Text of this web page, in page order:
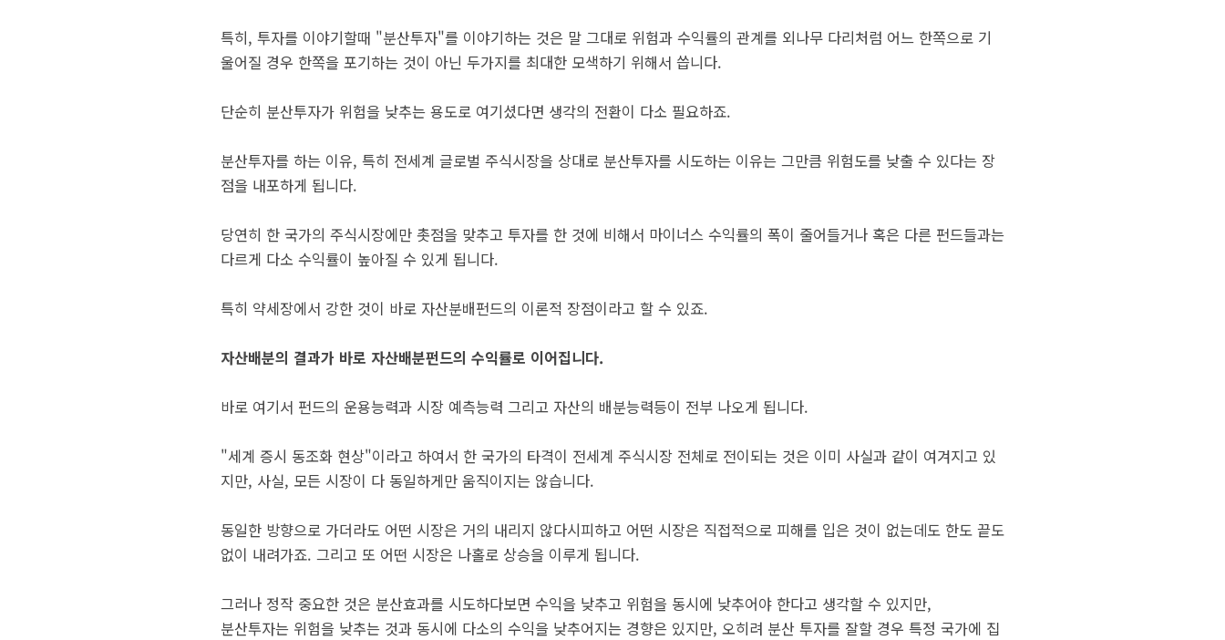
특히, 투자를 이야기할때 "분산투자"를 이야기하는 것은 말 그대로 위험과 수익률의 관계를 외나무 다리처럼 어느 한쪽으로 기
울어질 경우 한쪽을 포기하는 것이 아닌 두가지를 최대한 모색하기 위해서 씁니다.
단순히 분산투자가 위험을 낮추는 용도로 여기셨다면 생각의 전환이 다소 필요하죠.
분산투자를 하는 이유, 특히 전세계 글로벌 주식시장을 상대로 분산투자를 시도하는 이유는 그만큼 위험도를 낮출 수 있다는 장
점을 내포하게 됩니다.
당연히 한 국가의 주식시장에만 촛점을 맞추고 투자를 한 것에 비해서 마이너스 수익률의 폭이 줄어들거나 혹은 다른 펀드들과는
다르게 다소 수익률이 높아질 수 있게 됩니다.
특히 약세장에서 강한 것이 바로 자산분배펀드의 이론적 장점이라고 할 수 있죠.
자산배분의 결과가 바로 자산배분펀드의 수익률로 이어집니다.
바로 여기서 펀드의 운용능력과 시장 예측능력 그리고 자산의 배분능력등이 전부 나오게 됩니다.
"세계 증시 동조화 현상"이라고 하여서 한 국가의 타격이 전세계 주식시장 전체로 전이되는 것은 이미 사실과 같이 여겨지고 있
지만, 사실, 모든 시장이 다 동일하게만 움직이지는 않습니다.
동일한 방향으로 가더라도 어떤 시장은 거의 내리지 않다시피하고 어떤 시장은 직접적으로 피해를 입은 것이 없는데도 한도 끝도
없이 내려가죠. 그리고 또 어떤 시장은 나홀로 상승을 이루게 됩니다.
그러나 정작 중요한 것은 분산효과를 시도하다보면 수익을 낮추고 위험을 동시에 낮추어야 한다고 생각할 수 있지만,
분산투자는 위험을 낮추는 것과 동시에 다소의 수익을 낮추어지는 경향은 있지만, 오히려 분산 투자를 잘할 경우 특정 국가에 집